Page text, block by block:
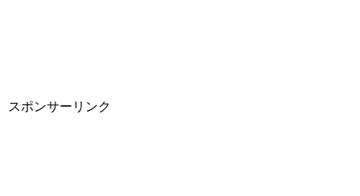
スポンサーリンク